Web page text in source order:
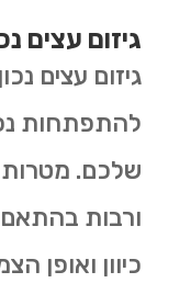
גיזום עצים
גיזום עצים
להתפתחות
שלכם. מטרות
ורבות
כיוון ואופן